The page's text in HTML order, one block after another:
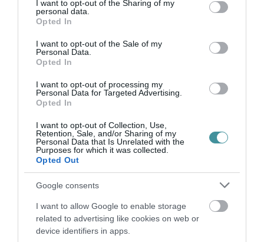
not limited to your visit or usage behaviour. You may click to
grant or deny consent to Google and its third-party tags to
use your data for below specified purposes in below Google
consent section.
I want to opt-out of the Sharing of my
personal data.
Opted In
I want to opt-out of the Sale of my
Personal Data.
Opted In
I want to opt-out of processing my
Personal Data for Targeted Advertising.
Opted In
I want to opt-out of Collection, Use,
Retention, Sale, and/or Sharing of my
Personal Data that Is Unrelated with the
Purposes for which it was collected.
Opted Out
Google consents
I want to allow Google to enable storage
related to advertising like cookies on web or
device identifiers in apps.
Legfrissebb híreink
2026. augusztus 08
BAKA ANDRÁST JELÖLI KÖZTÁRSASÁGI
ELNÖKNEK A TISZA